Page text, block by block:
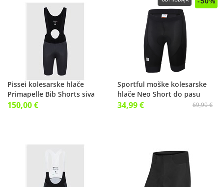
Pissei kolesarske hlače
Primapelle Bib Shorts siva
150,00 €
Sportful moške kolesarske
hlače Neo Short do pasu
69,99 €
34,99 €